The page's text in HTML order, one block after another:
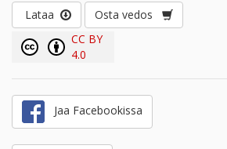
Lataa
Osta vedos
CC BY
4.0
Jaa Facebookissa